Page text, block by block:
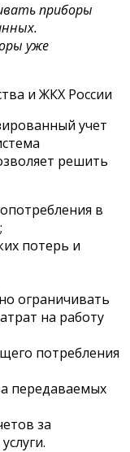
приборы
уже
и ЖКХ России
учет
решить
в
потерь и
ограничивать
на работу
потребления
передаваемых
за